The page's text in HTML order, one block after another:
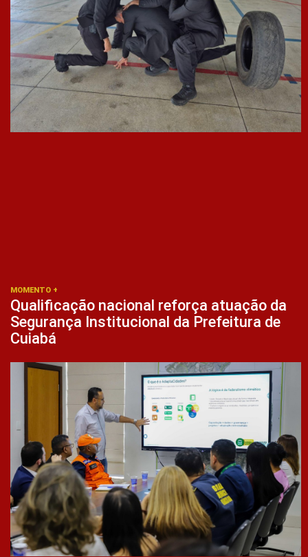
MOMENTO +
Qualificação nacional reforça atuação da
Segurança Institucional da Prefeitura de
Cuiabá